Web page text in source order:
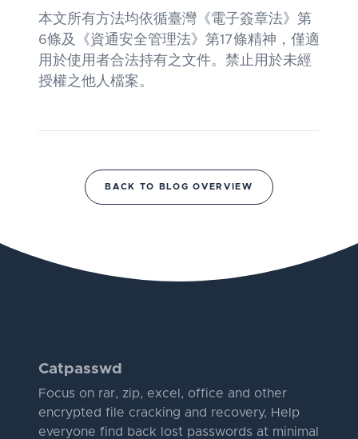
本文所有方法均依循臺灣《電子簽章法》第
6條及《資通安全管理法》第17條精神，僅適
用於使用者合法持有之文件。禁止用於未經
授權之他人檔案。
BACK TO BLOG OVERVIEW
Catpasswd
Focus on rar, zip, excel, office and other
encrypted file cracking and recovery, Help
everyone find back lost passwords at minimal